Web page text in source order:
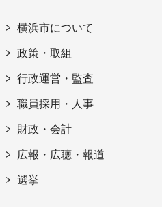
横浜市について
政策・取組
行政運営・監査
職員採用・人事
財政・会計
広報・広聴・報道
選挙